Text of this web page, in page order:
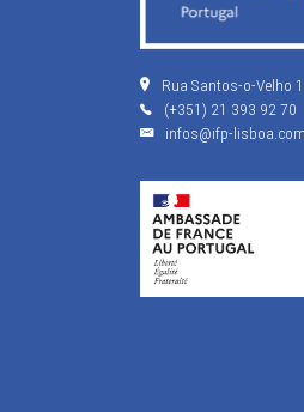
Rua Santos-o-Velho
(+351) 21 393 92 70
infos@ifp-lisboa.com